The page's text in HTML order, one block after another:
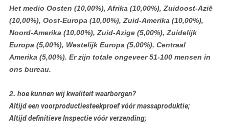
Het medio Oosten (10,00%), Afrika (10,00%), Zuidoost-Azië
(10,00%), Oost-Europa (10,00%), Zuid-Amerika (10,00%),
Noord-Amerika (10,00%), Zuid-Azige (5,00%), Zuidelijk
Europa (5,00%), Westelijk Europa (5,00%), Centraal
Amerika (5,00%). Er zijn totale ongeveer 51-100 mensen in
ons bureau.
2. hoe kunnen wij kwaliteit waarborgen?
Altijd een voorproductiesteekproef vóór massaproduktie;
Altijd definitieve Inspectie vóór verzending;